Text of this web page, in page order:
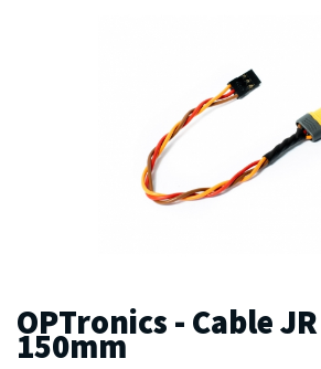
OPTronics - Cable
150mm